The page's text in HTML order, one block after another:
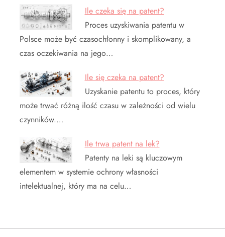
Ile czeka się na patent?
Proces uzyskiwania patentu w
Polsce może być czasochłonny i skomplikowany, a
czas oczekiwania na jego…
Ile się czeka na patent?
Uzyskanie patentu to proces, który
może trwać różną ilość czasu w zależności od wielu
czynników.…
Ile trwa patent na lek?
Patenty na leki są kluczowym
elementem w systemie ochrony własności
intelektualnej, który ma na celu…